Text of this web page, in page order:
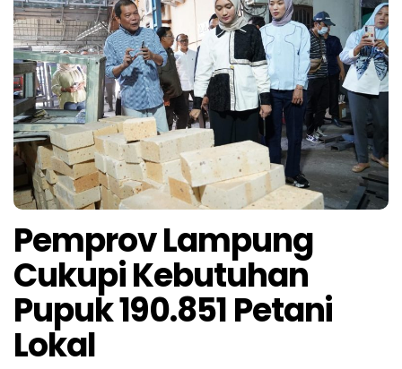
Pemprov Lampung
Cukupi Kebutuhan
Pupuk 190.851 Petani
Lokal